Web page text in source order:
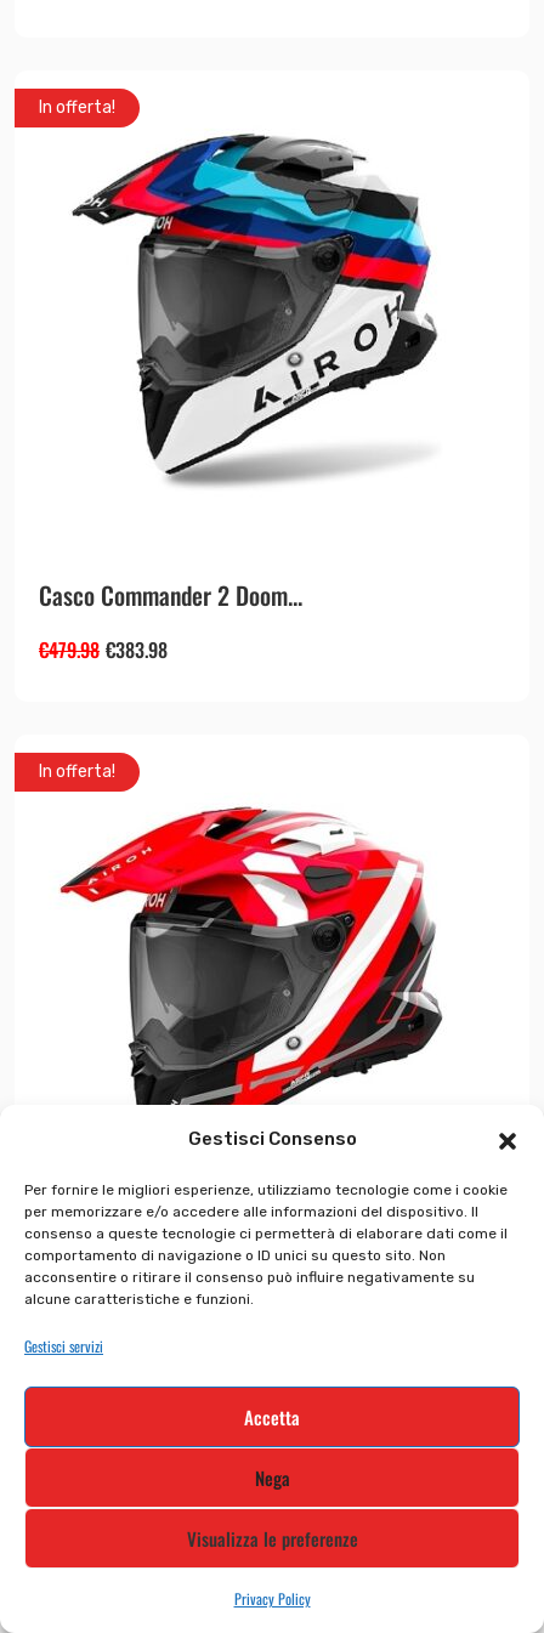
Gestisci Consenso
Per fornire le migliori esperienze, utilizziamo tecnologie come i cookie
per memorizzare e/o accedere alle informazioni del dispositivo. Il
consenso a queste tecnologie ci permetterà di elaborare dati come il
comportamento di navigazione o ID unici su questo sito. Non
acconsentire o ritirare il consenso può influire negativamente su
alcune caratteristiche e funzioni.
Gestisci servizi
Accetta
Nega
Visualizza le preferenze
Privacy Policy
In offerta!
Casco Commander 2 Doom...
€479.98 €383.98
In offerta!
Casco Commander 2 Mavi...
€479.99 €335.99